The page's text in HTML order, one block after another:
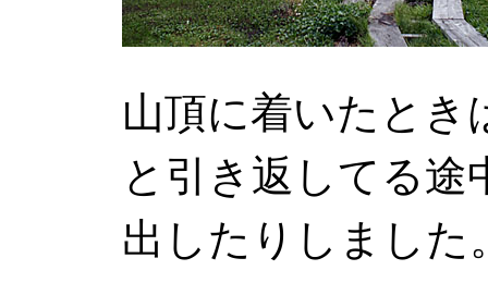
山頂に着いたとき
と引き返してる
出したりしました